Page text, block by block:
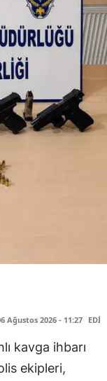
Ağustos 2026 - 11:27
kavga ihbarı
ekipleri,